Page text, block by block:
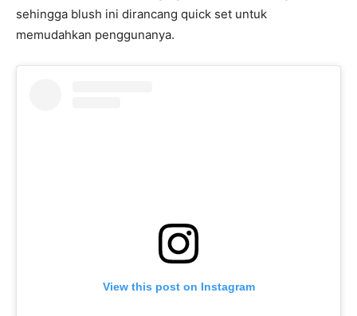
sehingga blush ini dirancang quick set untuk
memudahkan penggunanya.
View this post on Instagram